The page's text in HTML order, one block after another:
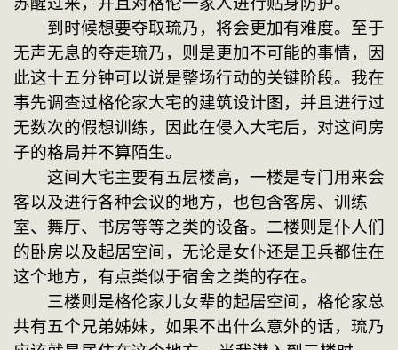
到时候想要夺取琉乃，将会更加有难度。至于
无声无息的夺走琉乃，则是更加不可能的事情，因
此这十五分钟可以说是整场行动的关键阶段。我在
事先调查过格伦家大宅的建筑设计图，并且进行过
无数次的假想训练，因此在侵入大宅后，对这间房
子的格局并不算陌生。
这间大宅主要有五层楼高，一楼是专门用来会
客以及进行各种会议的地方，也包含客房、训练
室、舞厅、书房等等之类的设备。二楼则是仆人们
的卧房以及起居空间，无论是女仆还是卫兵都住在
这个地方，有点类似于宿舍之类的存在。
三楼则是格伦家儿女辈的起居空间，格伦家总
共有五个兄弟姊妹，如果不出什么意外的话，琉乃